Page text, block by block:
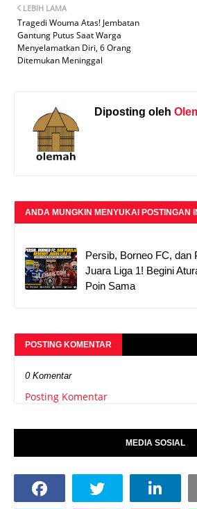
LEBIH LAMA
Tragedi Wouma Atas! Jembatan
Gantung Putus Saat Warga
Menyelamatkan Diri, 6 Orang
Ditemukan Meninggal
Diposting oleh
ANDA MUNGKIN MENYUKAI POSTINGAN
Persib, Borneo FC, dan
Juara Liga 1! Begini
Poin Sama
POSTING KOMENTAR
0 Komentar
Posting Komentar
MEDIA SOSIAL